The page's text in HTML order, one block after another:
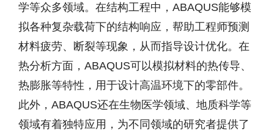
学等众多领域。在结构工程中，ABAQUS能够模
拟各种复杂载荷下的结构响应，帮助工程师预测
材料疲劳、断裂等现象，从而指导设计优化。在
热分析方面，ABAQUS可以模拟材料的热传导、
热膨胀等特性，用于设计高温环境下的零部件。
此外，ABAQUS还在生物医学领域、地质科学等
领域有着独特应用，为不同领域的研究者提供了